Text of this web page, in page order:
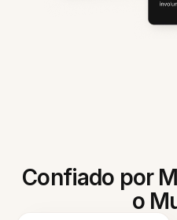
Confiado por
o